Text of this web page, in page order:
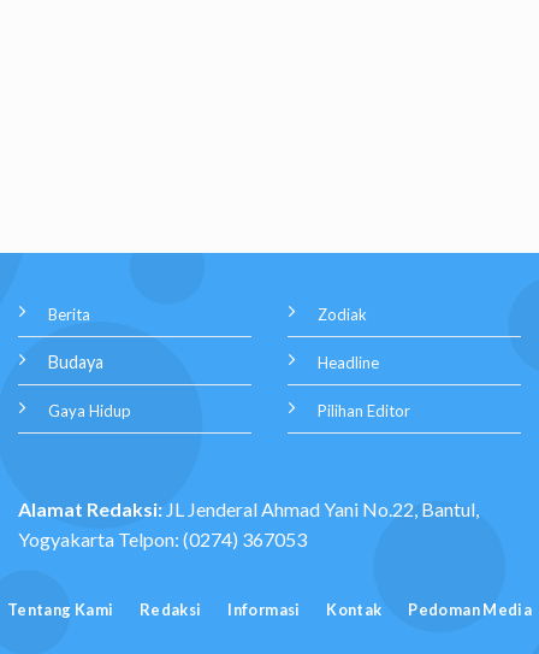
Berita
Budaya
Gaya Hidup
Zodiak
Headline
Pilihan Editor
Alamat Redaksi: JL Jenderal Ahmad Yani No.22, Bantul,
Yogyakarta Telpon: (0274) 367053
Tentang Kami Redaksi Informasi Kontak Pedoman Media